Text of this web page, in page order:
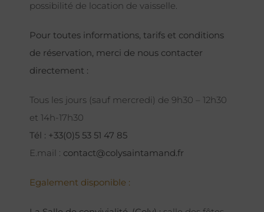
possibilité de location de vaisselle.
Pour toutes informations, tarifs et conditions
de réservation, merci de nous contacter
directement :
Tous les jours (sauf mercredi) de 9h30 – 12h30
et 14h-17h30
Tél : +33(0)5 53 51 47 85
E.mail : contact@colysaintamand.fr
Egalement disponible :